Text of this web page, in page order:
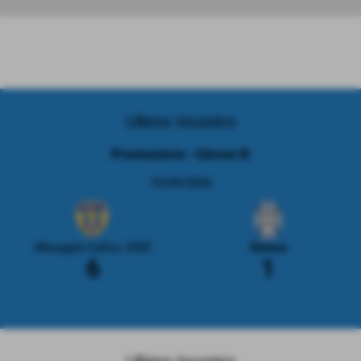
Ultimo Incontro
Promozione - Girone B
Mesagne Calcio 2020 Ginosa
6 1